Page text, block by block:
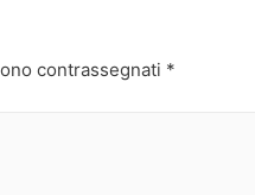
contrassegnati *